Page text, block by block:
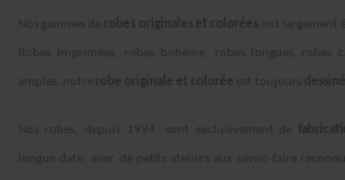
Nos gammes de robes originales et coloréesont largement
Robes Imprimées, robes bohême, robes longues, robes
amples, notre robe originale et colorée est toujours
Nos robes, depuis 1994, sont exclusivement de
longue date, avec de petits ateliers aux savoir-faire